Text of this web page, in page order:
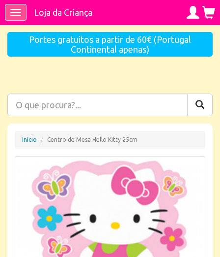
ToggleLoja da Criança
Portes gratuitos a partir de 60€ (Portugal
Continental apenas)
Início Centro de Mesa Hello Kitty 25cm